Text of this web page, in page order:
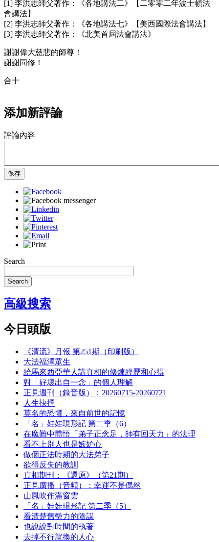
[1] 李洪志師父著作：《各地講法二》【二零零二年波士頓法
會講法】
[2] 李洪志師父著作：《各地講法七》【美西國際法會講法】
[3] 李洪志師父著作：《北美首屆法會講法》
謝謝偉大慈悲的師尊！
謝謝同修！
合十
添加新評論
評論內容
保存
Search
Search
高級搜索
今日頭版
《清流》月報 第251期（印刷版）
大法福澤眾生
給馬來西亞華人講真相的修煉經歷和心得
對「好壞出自一念」的個人理解
正見週刊（錄音版）：20260715-20260721
人生抉擇
莫名的恐懼，來自前世的記憶
「名」娃娃現形記 第二季（6）
在魔難中體悟「弟子正念足，師有回天力」的法理
看不上別人也是嫉妒心
做個正法時期的大法弟子
欲得反失的教訓
真相期刊：《還原》（第21期）
正見廣播（音頻）：幸運不是偶然
山風吹作滿窗雲
「名」娃娃現形記 第二季（5）
看清楚舊勢力的陰謀
也說說對時間的執著
去掉不行就換的人心